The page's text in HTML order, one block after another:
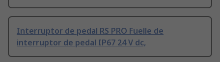
Interruptor de pedal RS PRO Fuelle de
interruptor de pedal IP67 24 V dc,